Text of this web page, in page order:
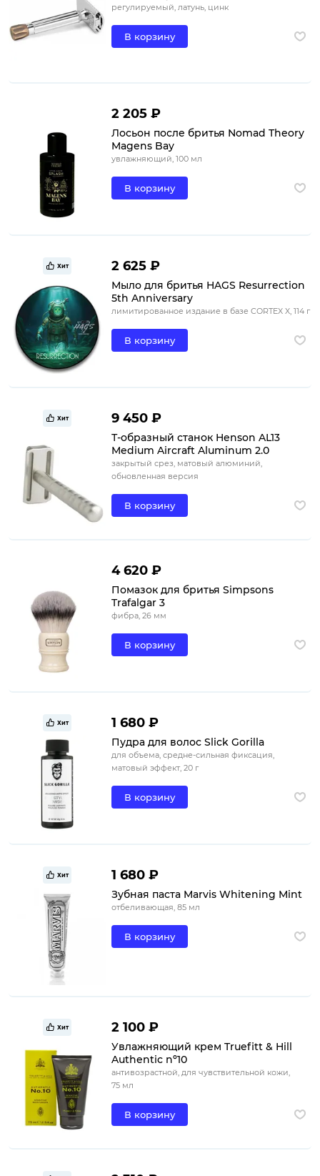
регулируемый, латунь, цинк
В корзину
2 205 ₽
Лосьон после бритья Nomad Theory
Magens Bay
увлажняющий, 100 мл
В корзину
Хит 2 625 ₽
Мыло для бритья HAGS Resurrection
5th Anniversary
лимитированное издание в базе CORTEX X, 114 г
В корзину
Хит 9 450 ₽
Т-образный станок Henson AL13
Medium Aircraft Aluminum 2.0
закрытый срез, матовый алюминий,
обновленная версия
В корзину
4 620 ₽
Помазок для бритья Simpsons
Trafalgar 3
фибра, 26 мм
В корзину
Хит 1 680 ₽
Пудра для волос Slick Gorilla
для объема, средне-сильная фиксация,
матовый эффект, 20 г
В корзину
Хит 1 680 ₽
Зубная паста Marvis Whitening Mint
отбеливающая, 85 мл
В корзину
Хит 2 100 ₽
Увлажняющий крем Truefitt & Hill
Authentic nº10
антивозрастной, для чувствительной кожи,
75 мл
В корзину